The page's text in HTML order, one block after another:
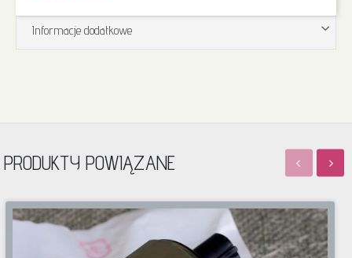
Informacje dodatkowe
PRODUKTY POWIĄZANE